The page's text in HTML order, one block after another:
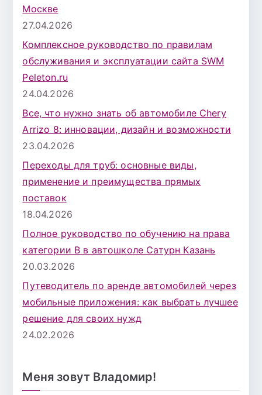
Москве
27.04.2026
Комплексное руководство по правилам
обслуживания и эксплуатации сайта SWM
Peleton.ru
24.04.2026
Все, что нужно знать об автомобиле Chery
Arrizo 8: инновации, дизайн и возможности
23.04.2026
Переходы для труб: основные виды,
применение и преимущества прямых
поставок
18.04.2026
Полное руководство по обучению на права
категории B в автошколе Сатурн Казань
20.03.2026
Путеводитель по аренде автомобилей через
мобильные приложения: как выбрать лучшее
решение для своих нужд
24.02.2026
Меня зовут Владомир!